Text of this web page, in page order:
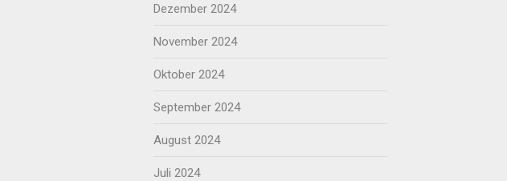
Dezember 2024
November 2024
Oktober 2024
September 2024
August 2024
Juli 2024